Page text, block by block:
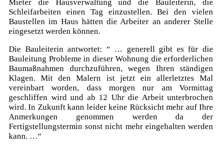
Mieter die Hausverwaltung und die Bauleiterin, die
Schleifarbeiten einen Tag einzustellen. Bei den vielen
Baustellen im Haus hätten die Arbeiter an anderer Stelle
eingesetzt werden können.
Die Bauleiterin antwortet: “ … generell gibt es für die
Bauleitung Probleme in dieser Wohnung die erforderlichen
Baumaßnahmen durchzuführen, wegen Ihren ständigen
Klagen. Mit den Malern ist jetzt ein allerletztes Mal
vereinbart worden, dass morgen nur am Vormittag
geschliffen wird und ab 12 Uhr die Arbeit unterbrochen
wird. In Zukunft kann leider keine Rücksicht mehr auf Ihre
Anmerkungen genommen werden da der
Fertigstellungstermin sonst nicht mehr eingehalten werden
kann. …“